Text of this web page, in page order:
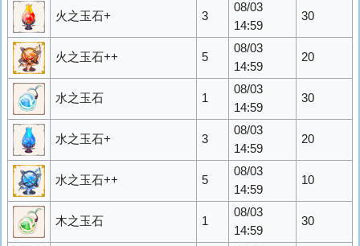
火之玉石+ 3
08/03
14:59
30
火之玉石++ 5
08/03
14:59
20
水之玉石 1
08/03
14:59
30
水之玉石+ 3
08/03
14:59
20
水之玉石++ 5
08/03
14:59
10
木之玉石 1
08/03
14:59
30